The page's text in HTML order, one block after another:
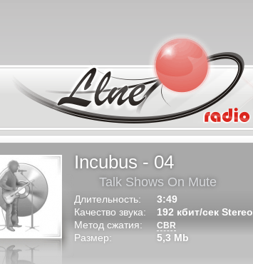
Incubus - 04
Talk Shows On Mute
Длительность:
3:49
Качество звука:
192 кбит/сек Stereo
Метод сжатия:
CBR
Размер: 5,3 Mb